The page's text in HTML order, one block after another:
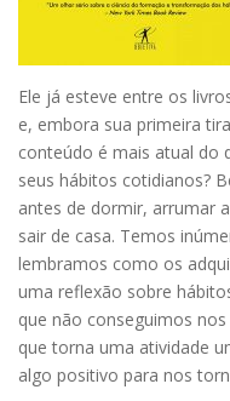
Ele já esteve entre os
e, embora sua primeira
conteúdo é mais atual do
seus hábitos cotidianos?
antes de dormir, arrumar
sair de casa. Temos
lembramos como os
uma reflexão sobre
que não conseguimos
que torna uma atividade
algo positivo para nos